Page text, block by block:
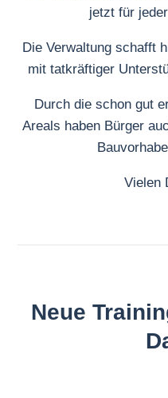
jetzt für
Die Verwaltung schafft
mit tatkräftiger
Durch die schon gut
Areals haben Bürger
Vielen
Neue